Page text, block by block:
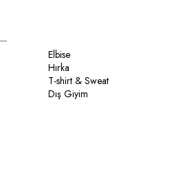
Elbise
Hırka
T-shirt & Sweat
Dış Giyim